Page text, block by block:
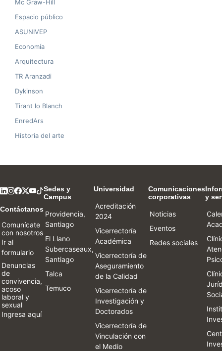
Mc Graw-Hill
Espacio público
ASUNIVEP
Economía
Arquitectura
TR Aranzadi
Dykinson
Tirant lo Blanch
EnredArs
Historia del arte
Contáctanos
Comunícate
con nosotros
Ir al
formulario
Denuncias
de
convivencia,
acoso
laboral y
sexual
Ingresa aquí
Sedes y
Campus
Providencia,
Santiago
El Llano
Subercaseaux,
Santiago
Talca
Temuco
Universidad
Acreditación
2024
Vicerrectoría
Académica
Vicerrectoría de
Aseguramiento
de la Calidad
Vicerrectoría de
Investigación y
Doctorados
Vicerrectoría de
Vinculación con
el Medio
Comunicaciones
corporativas
Noticias
Eventos
Redes sociales
y